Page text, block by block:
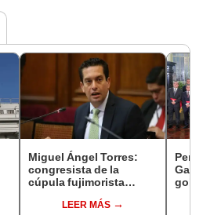
Miguel Ángel Torres:
congresista de la
cúpula fujimorista
del SenadoLEER MÁS